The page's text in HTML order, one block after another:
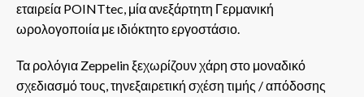
εταιρεία POINTtec, μία ανεξάρτητη Γερμανική
ωρολογοποιία με ιδιόκτητο εργοστάσιο.
Τα ρολόγια Zeppelin ξεχωρίζουν χάρη στο μοναδικό
σχεδιασμό τους, τηνεξαιρετική σχέση τιμής / απόδοσης